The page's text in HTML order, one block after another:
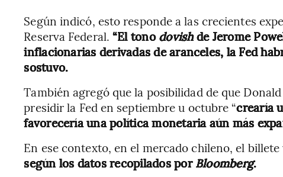
Según indicó, esto responde a las crecientes
Reserva Federal.“El tonodovishde Jerome
inflacionarias derivadas de aranceles, la Fed
sostuvo.
También agregó que la posibilidad de que
presidir la Fed en septiembre u octubre “crearía
favorecería una política monetaria aún más
En ese contexto, en el mercado chileno, el billete
según los datos recopilados porBloomberg.